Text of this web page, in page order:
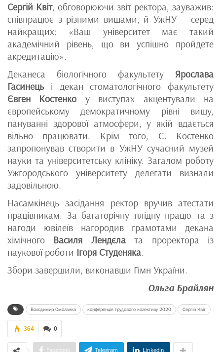
Сергій Квіт, обговорюючи звіт ректора, зауважив:
співпрацює з різними вишами, й УжНУ — серед
найкращих: «Ваш університет має такий
академічний рівень, що ви успішно пройдете
акредитацію».
Деканеса біологічного факультету Ярослава
Гасинецьі декан стоматологічного факультету
Євген Костенко у виступах акцентували на
європейському демократичному рівні вишу,
пануванні здорової атмосфери, у якій вдається
вільно працювати. Крім того, Є. Костенко
запропонував створити в УжНУ сучасний музей
науки та університетську клініку. Загалом роботу
Ужгородського університету делегати визнали
задовільною.
Насамкінець засідання ректор вручив атестати
працівникам. За багаторічну плідну працю та з
нагоди ювілеїв нагородив грамотами декана
хімічного Василя Лендєлата проректора із
наукової роботи Ігоря Студеняка.
Збори завершили, виконавши Гімн України.
Ольга Брайлян
Володимир Смоланка конференція трудового колективу 2020 Сергій Квіт
0
364
Facebook Telegram Linkedin